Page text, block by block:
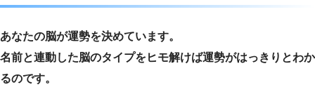
あなたの脳が運勢を決めています。
名前と連動した脳のタイプをヒモ解けば運勢がはっきりとわか
るのです。